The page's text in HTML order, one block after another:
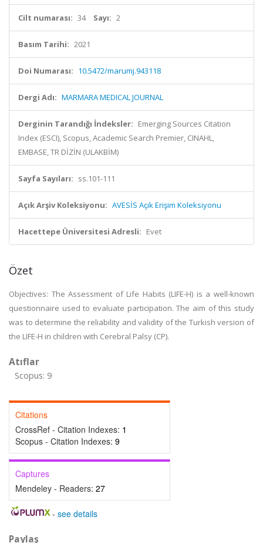
Cilt numarası: 34 Sayı: 2
Basım Tarihi: 2021
Doi Numarası: 10.5472/marumj.943118
Dergi Adı: MARMARA MEDICAL JOURNAL
Derginin Tarandığı İndeksler: Emerging Sources Citation
Index (ESCI), Scopus, Academic Search Premier, CINAHL,
EMBASE, TR DİZİN (ULAKBİM)
Sayfa Sayıları: ss.101-111
Açık Arşiv Koleksiyonu: AVESİS Açık Erişim Koleksiyonu
Hacettepe Üniversitesi Adresli: Evet
Özet
Objectives: The Assessment of Life Habits (LIFE-H) is a well-known
questionnaire used to evaluate participation. The aim of this study
was to determine the reliability and validity of the Turkish version of
the LIFE-H in children with Cerebral Palsy (CP).
Atıflar
Scopus: 9
Citations
CrossRef - Citation Indexes: 1
Scopus - Citation Indexes: 9
Captures
Mendeley - Readers: 27
- see details
Paylaş